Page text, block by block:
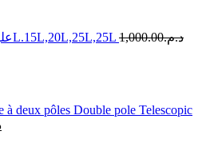
علبة تخزين الزيت والزيتون 11L.15L,20L,25L,25L د.م.1,000.00
à deux pôles Double pole Telescopic